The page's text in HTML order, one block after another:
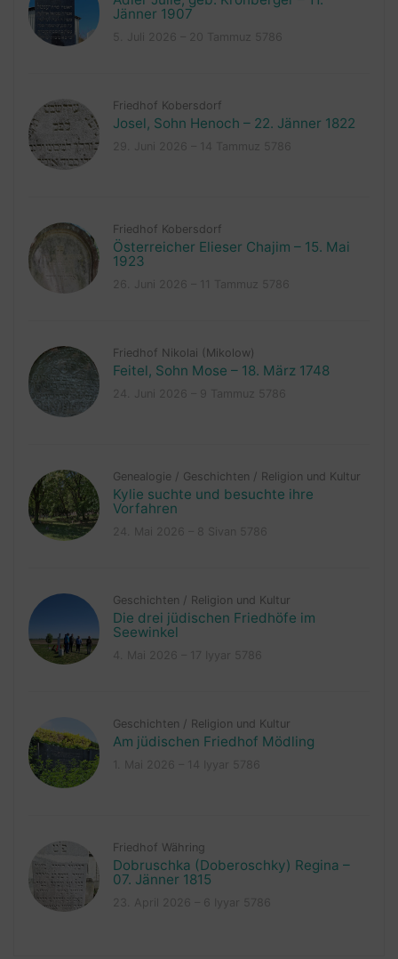
Jänner 1907
Friedhof Kobersdorf
Josel, Sohn Henoch – 22. Jänner 1822
Friedhof Kobersdorf
Österreicher Elieser Chajim – 15. Mai
1923
Friedhof Nikolai (Mikolow)
Feitel, Sohn Mose – 18. März 1748
Genealogie / Geschichten / Religion und Kultur
Kylie suchte und besuchte ihre
Vorfahren
Geschichten / Religion und Kultur
Die drei jüdischen Friedhöfe im
Seewinkel
Geschichten / Religion und Kultur
Am jüdischen Friedhof Mödling
Friedhof Währing
Dobruschka (Doberoschky) Regina –
07. Jänner 1815